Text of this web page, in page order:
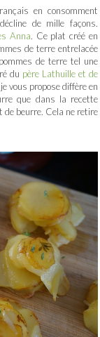
en consomment
de mille façons.
Anna. Ce plat créé en
de terre entrelacée
de terre tel une
du père Lathuille et de
vous propose diffère en
que dans la recette
de beurre. Cela ne retire